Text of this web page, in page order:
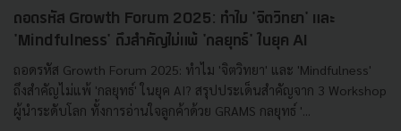
ถอดรหัส Growth Forum 2025: ทำไม 'จิตวิทยา' และ
'Mindfulness' ถึงสำคัญไม่แพ้ 'กลยุทธ์' ในยุค AI
ถอดรหัส Growth Forum 2025: ทำไม 'จิตวิทยา' และ 'Mindfulness'
ถึงสำคัญไม่แพ้ 'กลยุทธ์' ในยุค AI? สรุปประเด็นสำคัญจาก 3 Workshop
ผู้นำระดับโลก ทั้งการอ่านใจลูกค้าด้วย GRAMS กลยุทธ์ '...